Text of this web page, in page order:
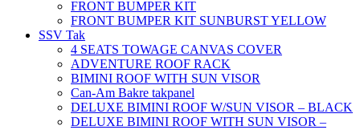
FRONT BUMPER KIT
FRONT BUMPER KIT SUNBURST YELLOW
SSV Tak
4 SEATS TOWAGE CANVAS COVER
ADVENTURE ROOF RACK
BIMINI ROOF WITH SUN VISOR
Can-Am Bakre takpanel
DELUXE BIMINI ROOF W/SUN VISOR – BLACK
DELUXE BIMINI ROOF WITH SUN VISOR –